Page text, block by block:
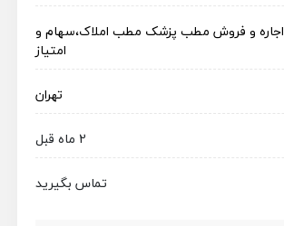
اجاره و فروش مطب پزشک مطب املاک،سهام و
امتیاز
تهران
2 ماه قبل
تماس بگیرید